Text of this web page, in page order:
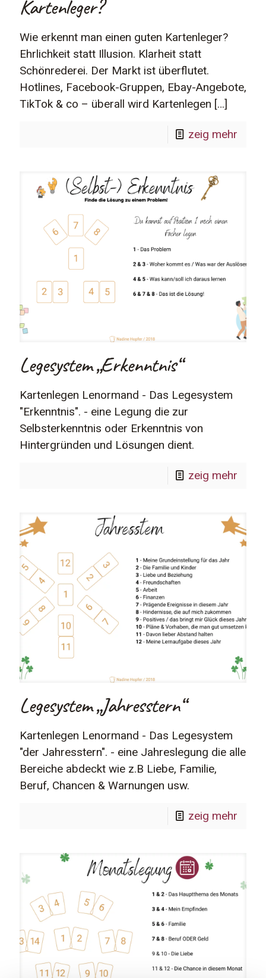
Kartenleger?
Wie erkennt man einen guten Kartenleger?
Ehrlichkeit statt Illusion. Klarheit statt
Schönrederei. Der Markt ist überflutet.
Hotlines, Facebook-Gruppen, Ebay-Angebote,
TikTok & co – überall wird Kartenlegen […]
zeig mehr
Legesystem „Erkenntnis“
Kartenlegen Lenormand - Das Legesystem
"Erkenntnis". - eine Legung die zur
Selbsterkenntnis oder Erkenntnis von
Hintergründen und Lösungen dient.
zeig mehr
Legesystem „Jahresstern“
Kartenlegen Lenormand - Das Legesystem
"der Jahresstern". - eine Jahreslegung die alle
Bereiche abdeckt wie z.B Liebe, Familie,
Beruf, Chancen & Warnungen usw.
zeig mehr